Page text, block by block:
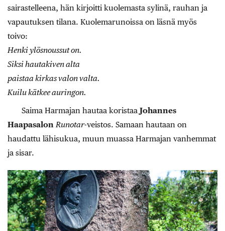
sairastelleena, hän kirjoitti kuolemasta sylinä, rauhan ja
vapautuksen tilana. Kuolemarunoissa on läsnä myös
toivo:
Henki ylösnoussut on.
Siksi hautakiven alta
paistaa kirkas valon valta.
Kuilu kätkee auringon.
Saima Harmajan hautaa koristaa Johannes
Haapasalon Runotar-veistos. Samaan hautaan on
haudattu lähisukua, muun muassa Harmajan vanhemmat
ja sisar.